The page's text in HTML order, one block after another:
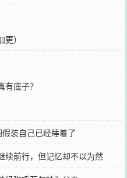
）
底子？
装自己已经睡着了
续前行，但记忆却不以为然